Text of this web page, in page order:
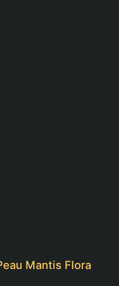
Mantis Flora